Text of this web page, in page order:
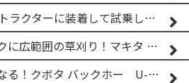
自動操舵CHCNAVをBFトラクターに装着して試乗してみた！！ CHCNAV NX610
押すだけカンタン！ラクに広範囲の草刈り！マキタ バッテリー式草刈り機 MUG001G 2
現場が、もっと楽しくなる！クボタ バックホー U-25-3A